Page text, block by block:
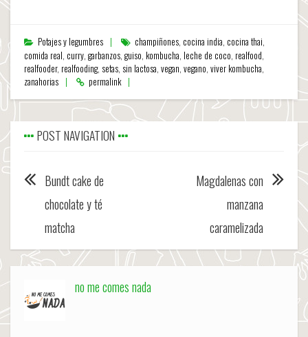
Potajes y legumbres champiñones, cocina india, cocina thai,
comida real, curry, garbanzos, guiso, kombucha, leche de coco, realfood,
realfooder, realfooding, setas, sin lactosa, vegan, vegano, viver kombucha,
zanahorias
permalink
POST NAVIGATION
Bundt cake de
chocolate y té
matcha
Magdalenas con
manzana
caramelizada
no me comes nada